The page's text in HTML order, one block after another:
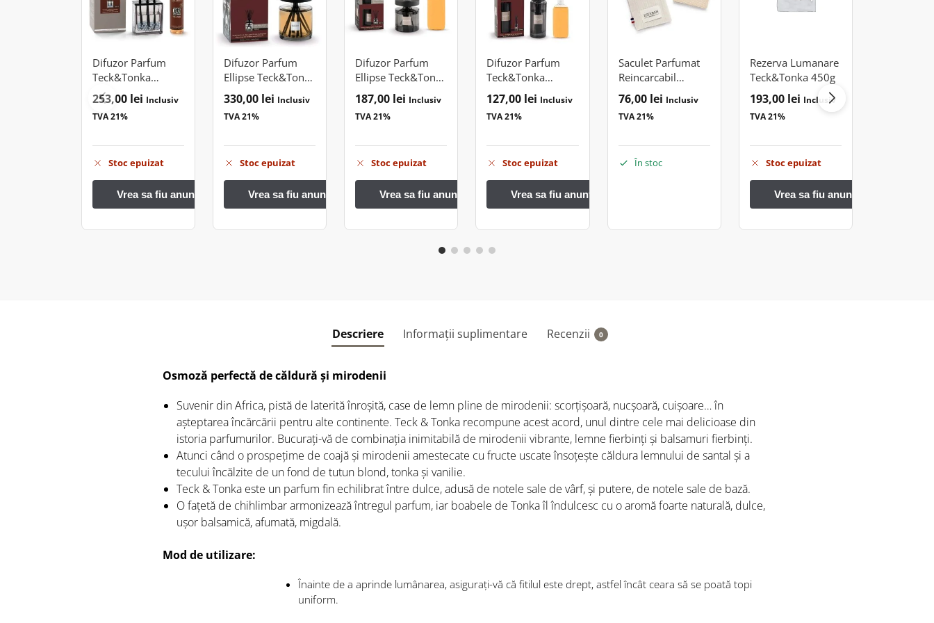
Difuzor Parfum
Teck&Tonka
250ml
253,00 lei Inclusiv
TVA 21%
Stoc epuizat
Difuzor Parfum
Ellipse Teck&Tonka
500ml
330,00 lei Inclusiv
TVA 21%
Stoc epuizat
Difuzor Parfum
Ellipse Teck&Tonka
200ml
187,00 lei Inclusiv
TVA 21%
Stoc epuizat
Difuzor Parfum
Teck&Tonka
100ml
127,00 lei Inclusiv
TVA 21%
Stoc epuizat
Saculet Parfumat
Reincarcabil
Teck&Tonka
76,00 lei Inclusiv
TVA 21%
În stoc
Rezerva Lumanare
Teck&Tonka 450g
193,00 lei Inclusiv
TVA 21%
Stoc epuizat
Descriere Informații suplimentare Recenzii 0
Osmoză perfectă de căldură și mirodenii
Suvenir din Africa, pistă de laterită înroșită, case de lemn pline de mirodenii: scorțișoară, nucșoară, cuișoare… în
așteptarea încărcării pentru alte continente. Teck & Tonka recompune acest acord, unul dintre cele mai delicioase din
istoria parfumurilor. Bucurați-vă de combinația inimitabilă de mirodenii vibrante, lemne fierbinți și balsamuri fierbinți.
Atunci când o prospețime de coajă și mirodenii amestecate cu fructe uscate însoțește căldura lemnului de santal și a
tecului încălzite de un fond de tutun blond, tonka și vanilie.
Teck & Tonka este un parfum fin echilibrat între dulce, adusă de notele sale de vârf, și putere, de notele sale de bază.
O fațetă de chihlimbar armonizează întregul parfum, iar boabele de Tonka îl îndulcesc cu o aromă foarte naturală, dulce,
ușor balsamică, afumată, migdală.
Mod de utilizare:
Înainte de a aprinde lumânarea, asigurați-vă că fitilul este drept, astfel încât ceara să se poată topi
uniform.